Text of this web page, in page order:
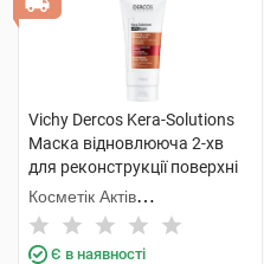
Vichy Dercos Kera-Solutions
Маска відновлююча 2-хв
для реконструкції поверхні
пошкодженого ослабленого
волосся 200 мл 1 туба
Косметік Актів
Інтернаціональ
Є в наявності